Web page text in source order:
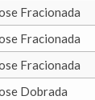
Fracionada
Fracionada
Fracionada
Dobrada